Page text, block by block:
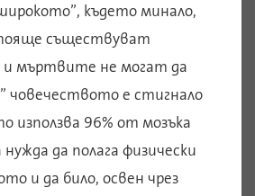
където минало,
съществуват
и мъртвите не могат да
човечеството е стигнало
използва 96% от мозъка
да полага физически
и да било, освен чрез